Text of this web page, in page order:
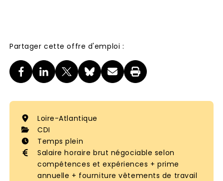
Partager cette offre d'emploi :
Loire-Atlantique
CDI
Temps plein
Salaire horaire brut négociable selon
compétences et expériences + prime
annuelle + fourniture vêtements de travail